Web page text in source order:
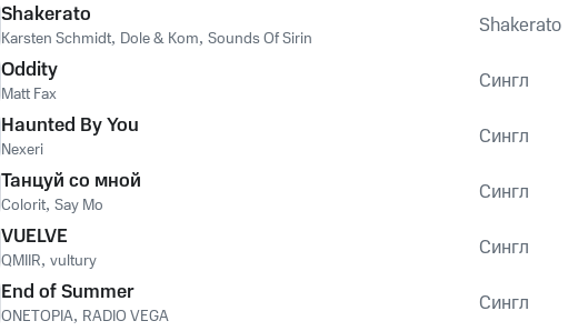
Shakerato
Karsten Schmidt, Dole & Kom, Sounds Of Sirin Shakerato
Oddity
Matt Fax Сингл
Haunted By You
Nexeri Сингл
Танцуй со мной
Colorit, Say Mo Сингл
VUELVE
QMIIR, vultury Сингл
End of Summer
ONETOPIA, RADIO VEGA Сингл